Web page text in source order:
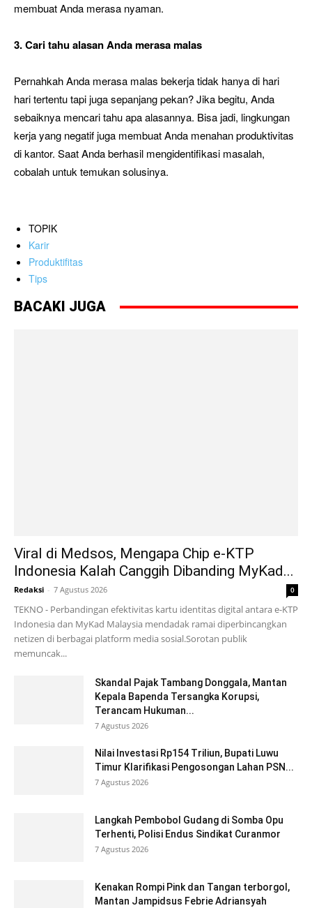
membuat Anda merasa nyaman.
3. Cari tahu alasan Anda merasa malas
Pernahkah Anda merasa malas bekerja tidak hanya di hari
hari tertentu tapi juga sepanjang pekan? Jika begitu, Anda
sebaiknya mencari tahu apa alasannya. Bisa jadi, lingkungan
kerja yang negatif juga membuat Anda menahan produktivitas
di kantor. Saat Anda berhasil mengidentifikasi masalah,
cobalah untuk temukan solusinya.
TOPIK
Karir
Produktifitas
Tips
BACAKI JUGA
Viral di Medsos, Mengapa Chip e-KTP
Indonesia Kalah Canggih Dibanding MyKad...
Redaksi - 7 Agustus 2026 0
TEKNO - Perbandingan efektivitas kartu identitas digital antara e-KTP
Indonesia dan MyKad Malaysia mendadak ramai diperbincangkan
netizen di berbagai platform media sosial.Sorotan publik
memuncak...
Skandal Pajak Tambang Donggala, Mantan
Kepala Bapenda Tersangka Korupsi,
Terancam Hukuman...
7 Agustus 2026
Nilai Investasi Rp154 Triliun, Bupati Luwu
Timur Klarifikasi Pengosongan Lahan PSN...
7 Agustus 2026
Langkah Pembobol Gudang di Somba Opu
Terhenti, Polisi Endus Sindikat Curanmor
7 Agustus 2026
Kenakan Rompi Pink dan Tangan terborgol,
Mantan Jampidsus Febrie Adriansyah